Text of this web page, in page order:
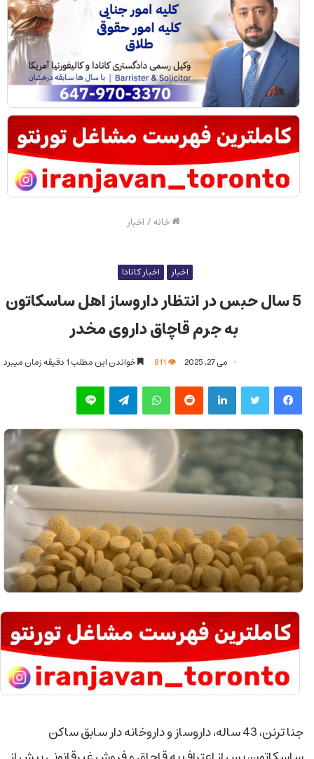
خانه/ اخبار
اخبار اخبار کانادا
5 سال حبس در انتظار داروساز اهل ساسکاتون
به جرم قاچاق داروی مخدر
می 27, 2025 خواندن این مطلب 1 دقیقه زمان میبرد
فیس بوک توییتر لینکدین‫رددیت واتس آپ تلگرام لاین
جنا ترنن، 43 ساله، داروساز و داروخانه دار سابق ساکن